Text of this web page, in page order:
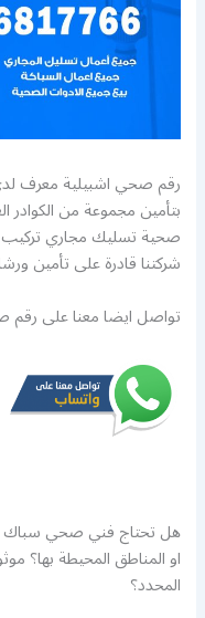
رقم صحي اشبيلية معرف
بتأمين مجموعة من
صحية تسليك مجاري تركيب
شركتنا قادرة على
تواصل ايضا معنا على
هل تحتاج فني صحي سباك
او المناطق المحيطة بها؟
المحدد؟